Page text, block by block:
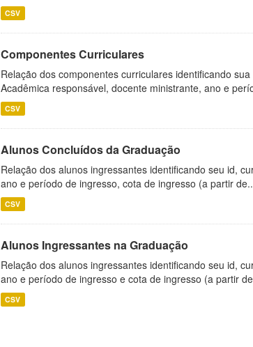
CSV
Componentes Curriculares
Relação dos componentes curriculares identificando
Acadêmica responsável, docente ministrante, ano e
CSV
Alunos Concluídos da Graduação
Relação dos alunos ingressantes identificando seu id,
ano e período de ingresso, cota de ingresso (a partir
CSV
Alunos Ingressantes na Graduação
Relação dos alunos ingressantes identificando seu id,
ano e período de ingresso e cota de ingresso (a partir
CSV